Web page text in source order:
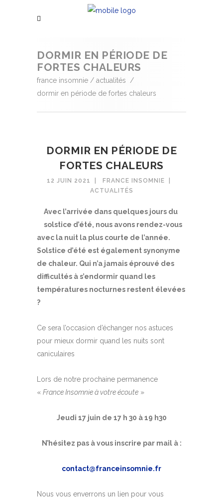
DORMIR EN PÉRIODE DE
FORTES CHALEURS
france insomnie / actualités /
dormir en période de fortes chaleurs
DORMIR EN PÉRIODE DE
FORTES CHALEURS
12 JUIN 2021
FRANCE INSOMNIE
ACTUALITÉS
Avec l’arrivée dans quelques jours du
solstice d’été, nous avons rendez-vous
avec la nuit la plus courte de l’année.
Solstice d’été est également synonyme
de chaleur. Qui n’a jamais éprouvé des
difficultés à s’endormir quand les
températures nocturnes restent élevées
?
Ce sera l’occasion d’échanger nos astuces
pour mieux dormir quand les nuits sont
caniculaires
Lors de notre prochaine permanence
« France Insomnie à votre écoute »
Jeudi 17 juin de 17 h 30 à 19 h30
N’hésitez pas à vous inscrire par mail à :
contact@franceinsomnie.fr
Nous vous enverrons un lien pour vous